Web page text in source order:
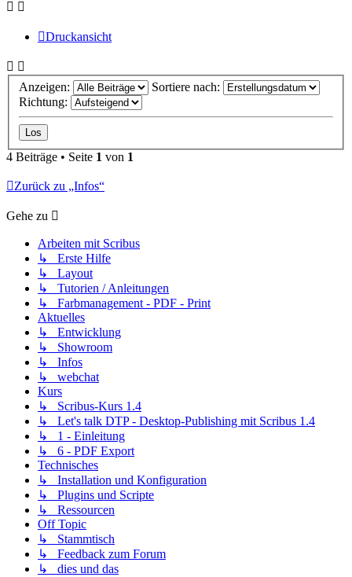
Druckansicht
Anzeigen:
Sortiere nach:
Richtung:
4 Beiträge • Seite 1 von 1
Zurück zu „Infos“
Gehe zu
Arbeiten mit Scribus
↳ Erste Hilfe
↳ Layout
↳ Tutorien / Anleitungen
↳ Farbmanagement - PDF - Print
Aktuelles
↳ Entwicklung
↳ Showroom
↳ Infos
↳ webchat
Kurs
↳ Scribus-Kurs 1.4
↳ Let's talk DTP - Desktop-Publishing mit Scribus 1.4
↳ 1 - Einleitung
↳ 6 - PDF Export
Technisches
↳ Installation und Konfiguration
↳ Plugins und Scripte
↳ Ressourcen
Off Topic
↳ Stammtisch
↳ Feedback zum Forum
↳ dies und das